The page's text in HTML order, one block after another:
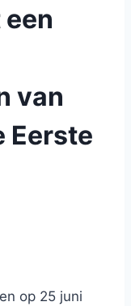
van
Eerste
op 25 juni